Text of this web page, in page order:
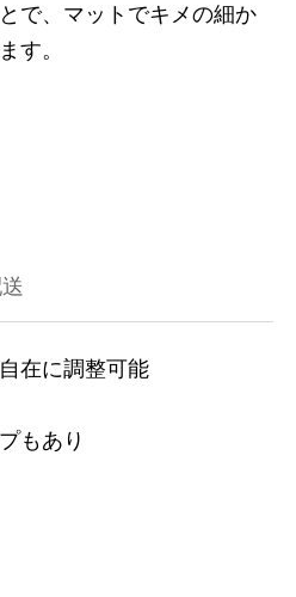
で、マットでキメの細か
す。
在に調整可能
もあり